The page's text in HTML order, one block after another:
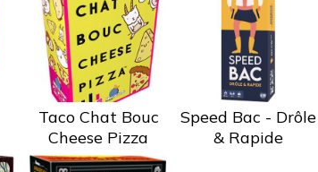
Taco Chat Bouc
Cheese Pizza
Speed Bac - Drôle
& Rapide